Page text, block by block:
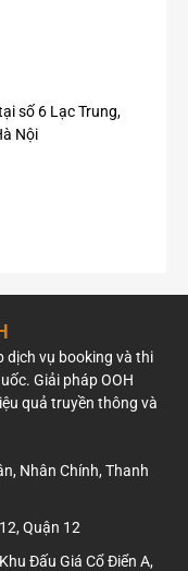
số 6 Lạc Trung,
Nội
dịch vụ booking và thi
Giải pháp OOH
quả truyền thông và
Nhân Chính, Thanh
Quận 12
Đấu Giá Cổ Điển A,